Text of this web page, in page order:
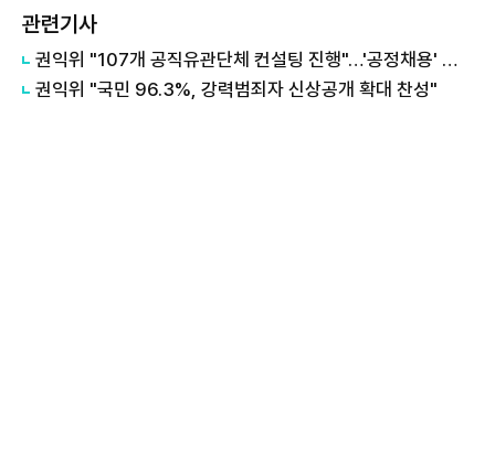
관련기사
권익위 "107개 공직유관단체 컨설팅 진행"…'공정채용' 개선 권고
권익위 "국민 96.3%, 강력범죄자 신상공개 확대 찬성"